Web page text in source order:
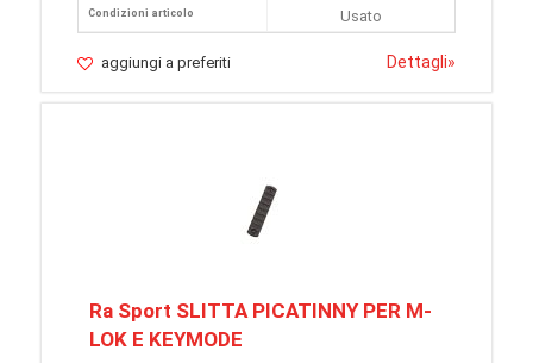
Condizioni articolo
Usato
aggiungi a preferiti Dettagli»
Ra Sport SLITTA PICATINNY PER M-
LOK E KEYMODE